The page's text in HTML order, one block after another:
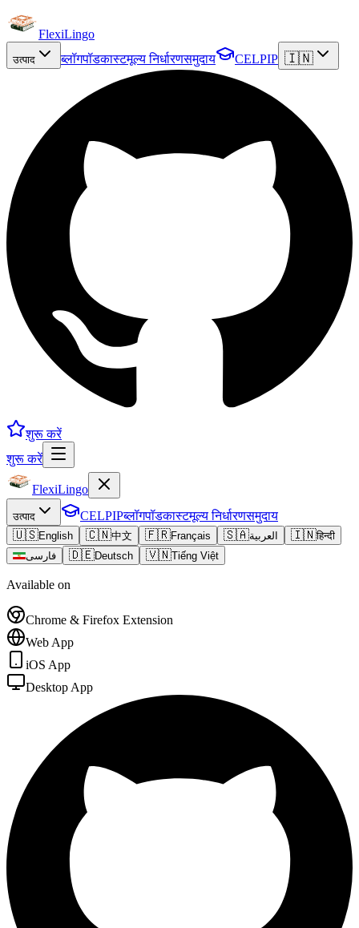
FlexiLingo
उत्पाद ब्लॉगपॉडकास्टमूल्य निर्धारणसमुदाय CELPIP 🇮🇳
शुरू करें
शुरू करें
FlexiLingo
उत्पाद CELPIPब्लॉगपॉडकास्टमूल्य निर्धारणसमुदाय
🇺🇸English 🇨🇳中文 🇫🇷Français 🇸🇦العربية 🇮🇳हिन्दी
فارسی
🇩🇪Deutsch 🇻🇳Tiếng Việt
Available on
Chrome & Firefox Extension
Web App
iOS App
Desktop App